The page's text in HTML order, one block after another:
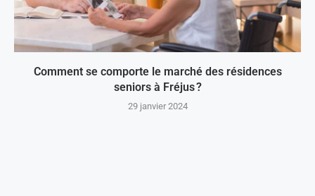
Comment se comporte le marché des résidences
seniors à Fréjus ?
29 janvier 2024